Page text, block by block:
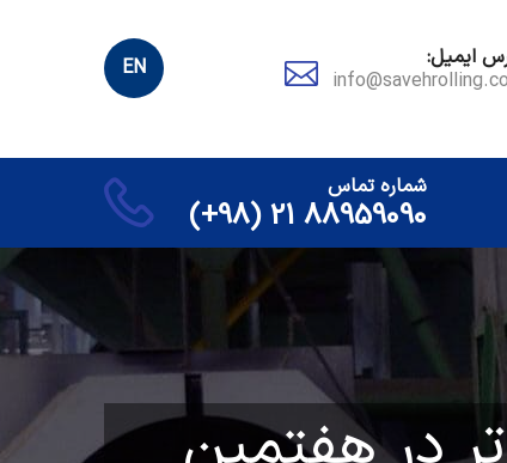
ایمیل:
EN
شماره تماس
88959090 21 (98+)